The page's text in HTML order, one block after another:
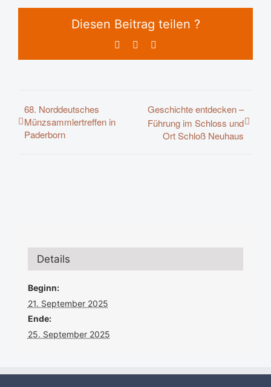
Diesen Beitrag teilen ?
Facebook
68. Norddeutsches
Münzsammlertreffen in
Paderborn
Geschichte entdecken –
Führung im Schloss und
Ort Schloß Neuhaus
Details
Beginn:
21. September 2025
Ende:
25. September 2025